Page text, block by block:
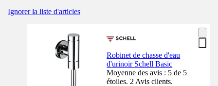
Ignorer la liste d'articles
Robinet de chasse d'eau
d'urinoir Schell Basic
Moyenne des avis : 5 de 5
étoiles. 2 Avis clients.